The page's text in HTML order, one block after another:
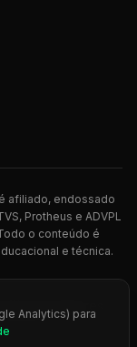
afiliado, endossado
Protheus e ADVPL
o conteúdo é
e técnica.
Analytics) para